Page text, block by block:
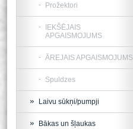
Prožektori
IEKŠĒJAIS
APGAISMOJUMS
ĀREJAIS APGAISMOJUMS
Spuldzes
Laivu sūkņi/pumpji
Bākas un šļaukas